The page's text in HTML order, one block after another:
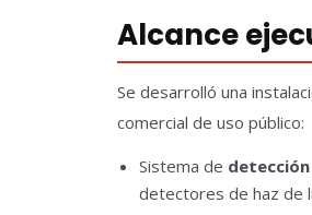
Alcance
Se desarrolló una
comercial de uso público:
Sistema de
detectores de haz de